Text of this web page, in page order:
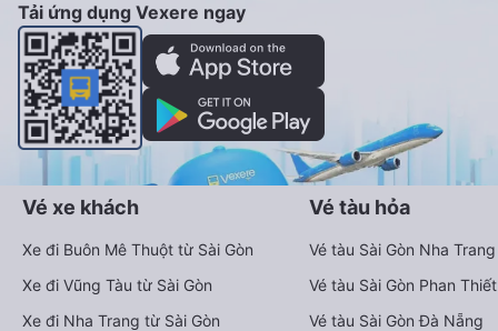
Tải ứng dụng Vexere ngay
Vé xe khách
Xe đi Buôn Mê Thuột từ Sài Gòn
Xe đi Vũng Tàu từ Sài Gòn
Xe đi Nha Trang từ Sài Gòn
Vé tàu hỏa
Vé tàu Sài Gòn Nha Trang
Vé tàu Sài Gòn Phan Thiết
Vé tàu Sài Gòn Đà Nẵng